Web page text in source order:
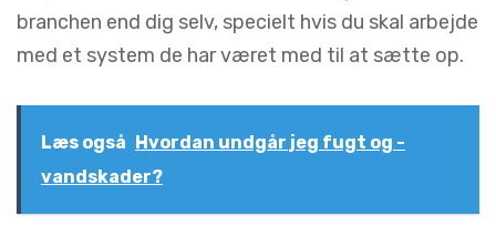
branchen end dig selv, specielt hvis du skal arbejde
med et system de har været med til at sætte op.
Læs også
Hvordan undgår jeg fugt og -
vandskader?